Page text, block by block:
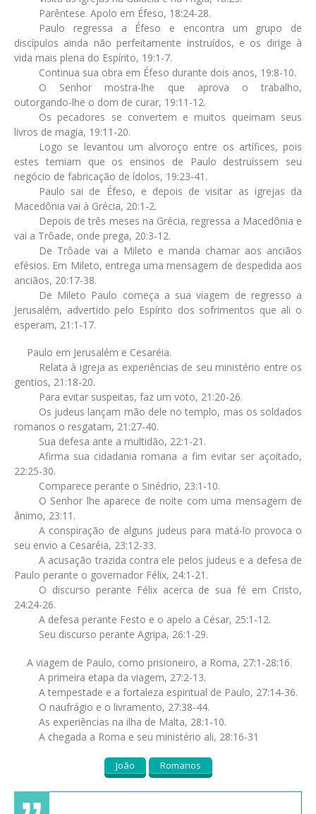
Parêntese. Apolo em Éfeso, 18:24-28.
Paulo regressa a Éfeso e encontra um grupo de
discípulos ainda não perfeitamente instruídos, e os dirige à
vida mais plena do Espírito, 19:1-7.
Continua sua obra em Éfeso durante dois anos, 19:8-10.
O Senhor mostra-lhe que aprova o trabalho,
outorgando-lhe o dom de curar, 19:11-12.
Os pecadores se convertem e muitos queimam seus
livros de magia, 19:11-20.
Logo se levantou um alvoroço entre os artífices, pois
estes temiam que os ensinos de Paulo destruíssem seu
negócio de fabricação de ídolos, 19:23-41.
Paulo sai de Éfeso, e depois de visitar as igrejas da
Macedônia vai à Grécia, 20:1-2.
Depois de três meses na Grécia, regressa a Macedônia e
vai a Trôade, onde prega, 20:3-12.
De Trôade vai a Mileto e manda chamar aos anciãos
efésios. Em Mileto, entrega uma mensagem de despedida aos
anciãos, 20:17-38.
De Mileto Paulo começa a sua viagem de regresso a
Jerusalém, advertido pelo Espírito dos sofrimentos que ali o
esperam, 21:1-17.
Paulo em Jerusalém e Cesaréia.
Relata à igreja as experiências de seu ministério entre os
gentios, 21:18-20.
Para evitar suspeitas, faz um voto, 21:20-26.
Os judeus lançam mão dele no templo, mas os soldados
romanos o resgatam, 21:27-40.
Sua defesa ante a multidão, 22:1-21.
Afirma sua cidadania romana a fim evitar ser açoitado,
22:25-30.
Comparece perante o Sinédrio, 23:1-10.
O Senhor lhe aparece de noite com uma mensagem de
ânimo, 23:11.
A conspiração de alguns judeus para matá-lo provoca o
seu envio a Cesaréia, 23:12-33.
A acusação trazida contra ele pelos judeus e a defesa de
Paulo perante o governador Félix, 24:1-21.
O discurso perante Félix acerca de sua fé em Cristo,
24:24-26.
A defesa perante Festo e o apelo a César, 25:1-12.
Seu discurso perante Agripa, 26:1-29.
A viagem de Paulo, como prisioneiro, a Roma, 27:1-28:16.
A primeira etapa da viagem, 27:2-13.
A tempestade e a fortaleza espiritual de Paulo, 27:14-36.
O naufrágio e o livramento, 27:38-44.
As experiências na ilha de Malta, 28:1-10.
A chegada a Roma e seu ministério ali, 28:16-31
João Romanos